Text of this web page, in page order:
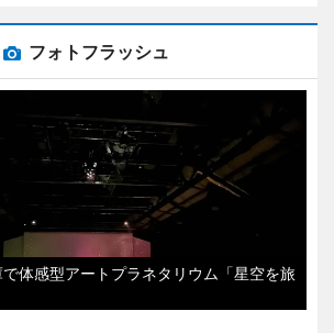
フォトフラッシュ
体感型アートプラネタリウム「星空を旅